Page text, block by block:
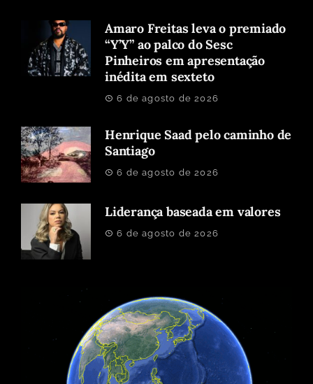
Amaro Freitas leva o premiado
“Y’Y” ao palco do Sesc
Pinheiros em apresentação
inédita em sexteto
6 de agosto de 2026
Henrique Saad pelo caminho de
Santiago
6 de agosto de 2026
Liderança baseada em valores
6 de agosto de 2026